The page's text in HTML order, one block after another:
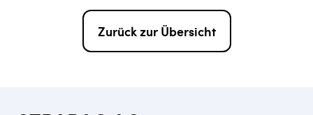
Zurück zur Übersicht